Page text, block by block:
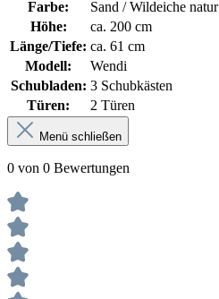
Farbe:
Sand / Wildeiche natur
Höhe:
ca. 200 cm
Länge/Tiefe: ca. 61 cm
Modell:
Wendi
Schubladen: 3 Schubkästen
Türen:
2 Türen
Menü schließen
0 von 0 Bewertungen